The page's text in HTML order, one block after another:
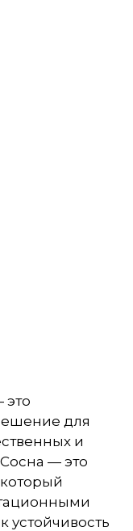
это
для
и
— это
устойчивость